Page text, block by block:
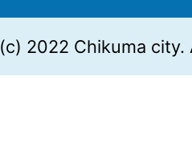
2022 Chikuma city.